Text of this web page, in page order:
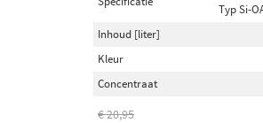
Typ Si-
Inhoud [liter]
Kleur
Concentraat
€ 20,95